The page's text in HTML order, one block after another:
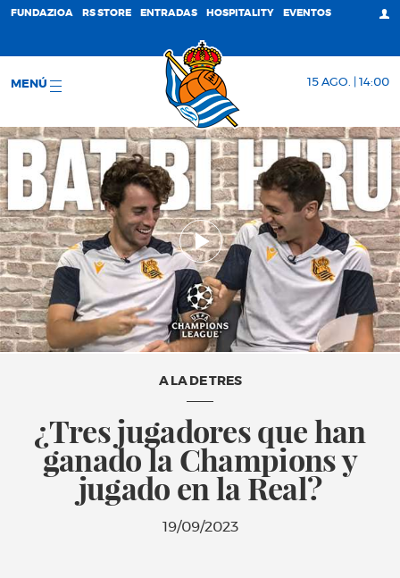
FUNDAZIOA RS STORE ENTRADAS HOSPITALITY EVENTOS
MENÚ 15 AGO. | 14:00
A LA DE TRES
¿Tres jugadores que han
ganado la Champions y
jugado en la Real?
19/09/2023